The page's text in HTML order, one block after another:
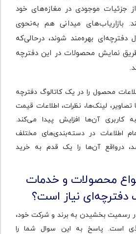
جزئیات موجودی در مغازه‌های خود
بازاریاب‌های میدانی هم به‌نحوی
دفترچه‌‌ای بهره‌مند شوند، درحالی‌که
نمایش‌ محصولات در این دفترچه
محصول را در یک کاتالوگ دفترچه
لینک‌ها، نظرات، اطلاعات قیمت
کاربری آن‌ها افزایش پیدا می‌کند.
اطلاعات در دسته‌بندی‌های مختلف
درواقع آن‌ها را یک قدم به خرید
انواع محصولات و خدمات
دفترچه‌‌ای نیاز است؟
رسمیت بخشیدن به برند و شرکت خود،
است. پاسخ به این سوال شما را